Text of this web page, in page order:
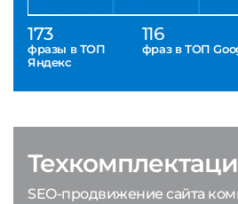
173
фразы в ТОП
Яндекс
116
фраз в ТОП
SEO-продвижение сайта